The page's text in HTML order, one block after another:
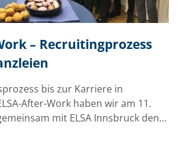
– Recruitingprozess
bis zur Karriere in
After-Work haben wir am 11.
mit ELSA Innsbruck den…